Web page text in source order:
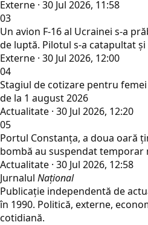
Externe · 30 Jul 2026, 11:58
03
Un avion F-16 al Ucrainei s-a
de luptă. Pilotul s-a catapultat
Externe · 30 Jul 2026, 12:00
04
Stagiul de cotizare pentru
de la 1 august 2026
Actualitate · 30 Jul 2026, 12:20
05
Portul Constanța, a doua oară
bombă au suspendat temporar
Actualitate · 30 Jul 2026, 12:58
Jurnalul Național
Publicație independentă de
în 1990. Politică, externe,
cotidiană.